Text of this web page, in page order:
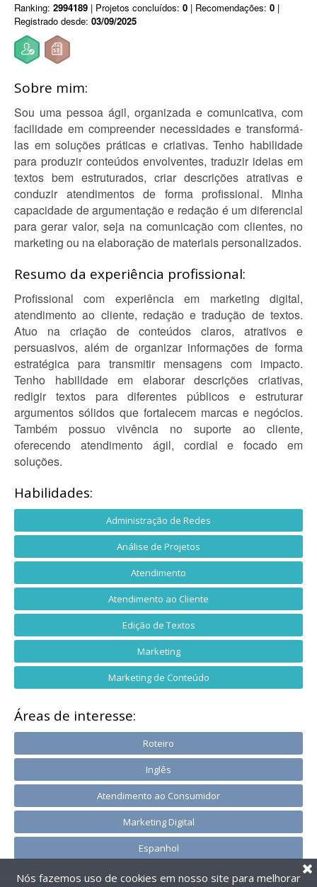
Ranking: 2994189 | Projetos concluídos: 0 | Recomendações: 0 |
Registrado desde: 03/09/2025
Sobre mim:
Sou uma pessoa ágil, organizada e comunicativa, com
facilidade em compreender necessidades e transformá-
las em soluções práticas e criativas. Tenho habilidade
para produzir conteúdos envolventes, traduzir ideias em
textos bem estruturados, criar descrições atrativas e
conduzir atendimentos de forma profissional. Minha
capacidade de argumentação e redação é um diferencial
para gerar valor, seja na comunicação com clientes, no
marketing ou na elaboração de materiais personalizados.
Resumo da experiência profissional:
Profissional com experiência em marketing digital,
atendimento ao cliente, redação e tradução de textos.
Atuo na criação de conteúdos claros, atrativos e
persuasivos, além de organizar informações de forma
estratégica para transmitir mensagens com impacto.
Tenho habilidade em elaborar descrições criativas,
redigir textos para diferentes públicos e estruturar
argumentos sólidos que fortalecem marcas e negócios.
Também possuo vivência no suporte ao cliente,
oferecendo atendimento ágil, cordial e focado em
soluções.
Habilidades:
Administração de Redes
Análise de Projetos
Atendimento
Atendimento ao Cliente
Edição de Textos
Marketing
Marketing de Conteúdo
Áreas de interesse:
Roteiro
Inglês
Atendimento ao Consumidor
Marketing Digital
Espanhol
Nós fazemos uso de cookies em nosso site para melhorar